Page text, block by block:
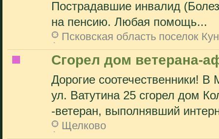
Пострадавшие инвалид
на пенсию. Любая помощь...
Псковская область поселок
Сгорел дом ветерана-
Дорогие соотечественники!
ул. Ватутина 25 сгорел дом
-ветеран, выполнявший
Щелково